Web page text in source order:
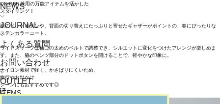
NEWS
JOURNAL
よくある質問
お問い合わせ
OUTLET
ONIOFF 兼用の万能アイテムを活かした
スタイリング！
裾のドットボタンや、背面の切り替えにたっぷりと寄せたギャザーがポイントの、春にぴったりな
ステンカラーコート。
ワイドスリーブは袖口の太めのベルトで調整でき、シルエットに変化をつけたアレンジが楽しめま
す。また、脇のベンツ部分のドットボタンを開けることで、軽やかな印象に。
ナイロン素材で軽く、かさばりにくいため、
旅行やお出かけ
シーンにもおすすめです◎
ITEMS